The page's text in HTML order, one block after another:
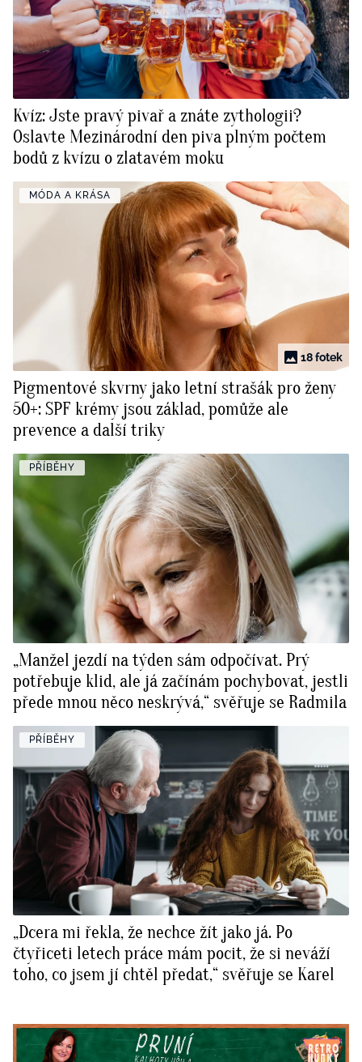
Kvíz: Jste pravý pivař a znáte zythologii?
Oslavte Mezinárodní den piva plným počtem
bodů z kvízu o zlatavém moku
MÓDA A KRÁSA
18 fotek
Pigmentové skvrny jako letní strašák pro ženy
50+: SPF krémy jsou základ, pomůže ale
prevence a další triky
PŘÍBĚHY
„Manžel jezdí na týden sám odpočívat. Prý
potřebuje klid, ale já začínám pochybovat, jestli
přede mnou něco neskrývá,“ svěřuje se Radmila
PŘÍBĚHY
„Dcera mi řekla, že nechce žít jako já. Po
čtyřiceti letech práce mám pocit, že si neváží
toho, co jsem jí chtěl předat,“ svěřuje se Karel